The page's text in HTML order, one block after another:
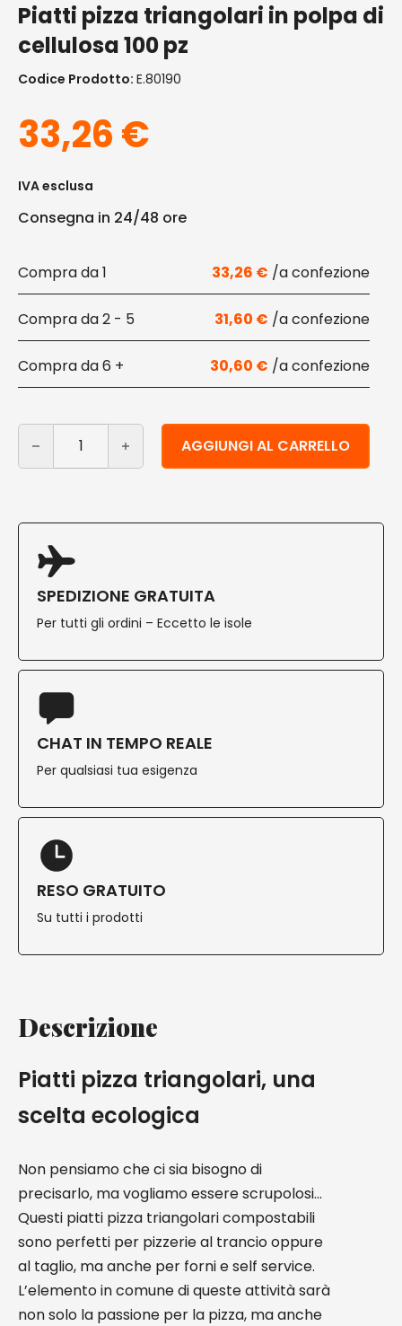
Piatti pizza triangolari in polpa di
cellulosa 100 pz
Codice Prodotto: E.80190
33,26€
IVA esclusa
Consegna in 24/48 ore
1 33,26 €
2 - 5 31,60 €
6 + 30,60 €
Piatti pizza triangolari in polpa di cellulosa 100 pz
AGGIUNGI AL CARRELLO
Alternative:
SPEDIZIONE GRATUITA
Per tutti gli ordini – Eccetto le isole
CHAT IN TEMPO REALE
Per qualsiasi tua esigenza
RESO GRATUITO
Su tutti i prodotti
Descrizione
Piatti pizza triangolari, una
scelta ecologica
Non pensiamo che ci sia bisogno di
precisarlo, ma vogliamo essere scrupolosi…
Questi piatti pizza triangolari compostabili
sono perfetti per pizzerie al trancio oppure
al taglio, ma anche per forni e self service.
L’elemento in comune di queste attività sarà
non solo la passione per la pizza, ma anche